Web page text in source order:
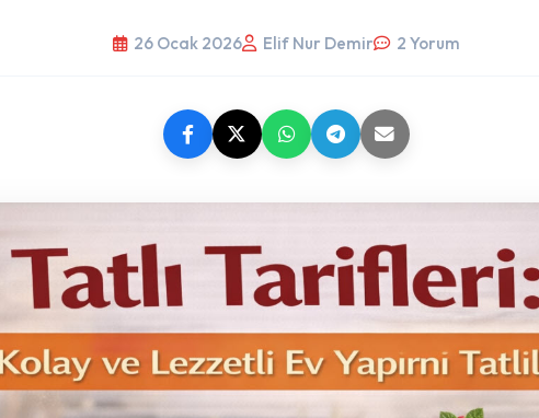
26 Ocak 2026 Elif Nur Demir 2 Yorum